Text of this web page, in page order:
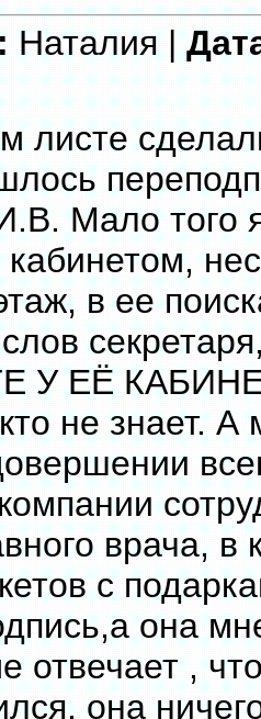
Наталия |
листе
Мало того
в ее
У ЕЁ
не знает. А
врача, в
с
она
отвечает ,
она